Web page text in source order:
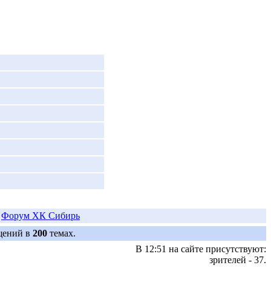
Форум ХК Сибирь
в 200 темах.
В 12:51 на сайте присутствуют:
зрителей - 37.